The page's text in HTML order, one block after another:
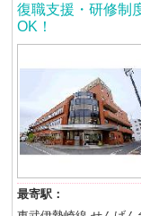
復職支援・研修
OK！
最寄駅：